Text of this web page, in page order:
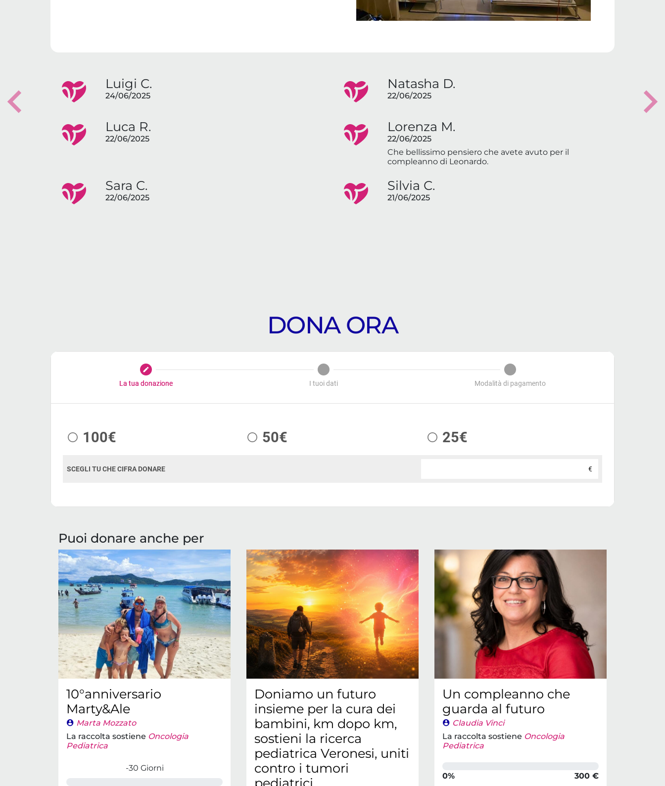
Previous
Luigi C.
24/06/2025
Natasha D.
22/06/2025
Luca R.
22/06/2025
Lorenza M.
22/06/2025
Che bellissimo pensiero che avete avuto per il
compleanno di Leonardo.
Sara C.
22/06/2025
Silvia C.
21/06/2025
DONA ORA
Puoi donare anche per
10°anniversario
Marty&Ale
Marta Mozzato
La raccolta sostiene Oncologia
Pediatrica
-30 Giorni
Doniamo un futuro
insieme per la cura dei
bambini, km dopo km,
sostieni la ricerca
pediatrica Veronesi, uniti
contro i tumori
pediatrici.
Un compleanno che
guarda al futuro
Claudia Vinci
La raccolta sostiene Oncologia
Pediatrica
0% 300 €